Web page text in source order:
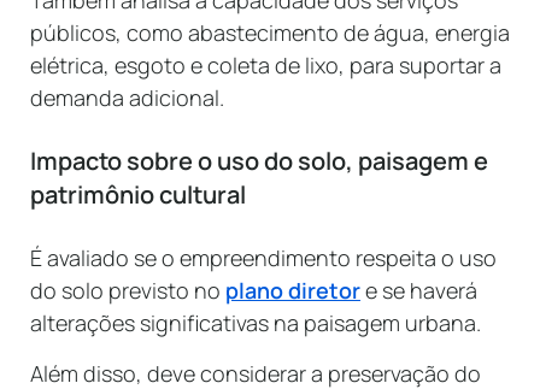
públicos, como abastecimento de água, energia
elétrica, esgoto e coleta de lixo, para suportar a
demanda adicional.
Impacto sobre o uso do solo, paisagem e
patrimônio cultural
É avaliado se o empreendimento respeita o uso
do solo previsto no plano diretore se haverá
alterações significativas na paisagem urbana.
Além disso, deve considerar a preservação do